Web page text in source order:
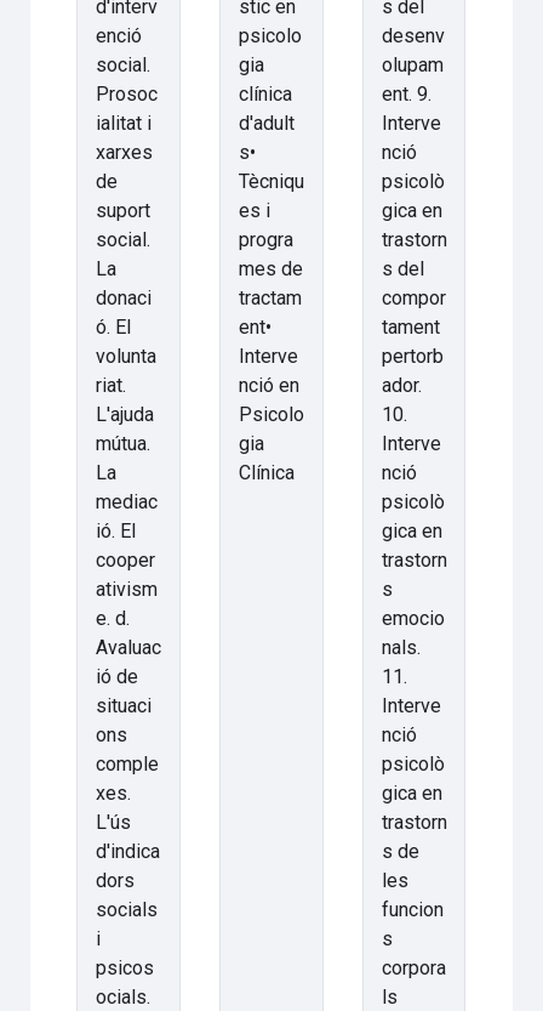
d'interv
enció
social.
Prosoc
ialitat i
xarxes
de
suport
social.
La
donaci
ó. El
volunta
riat.
L'ajuda
mútua.
La
mediac
ió. El
cooper
ativism
e. d.
Avaluac
ió de
situaci
ons
comple
xes.
L'ús
d'indica
dors
socials
i
psicos
ocials.
stic en
psicolo
gia
clínica
d'adult
s•
Tècniqu
es i
progra
mes de
tractam
ent•
Interve
nció en
Psicolo
gia
Clínica
s del
desenv
olupam
ent. 9.
Interve
nció
psicolò
gica en
trastorn
s del
compor
tament
pertorb
ador.
10.
Interve
nció
psicolò
gica en
trastorn
s
emocio
nals.
11.
Interve
nció
psicolò
gica en
trastorn
s de
les
funcion
s
corpora
ls